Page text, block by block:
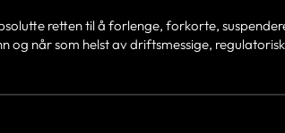
retten til å forlenge, forkorte,
og når som helst av driftsmessige,